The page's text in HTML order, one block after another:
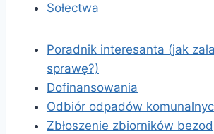
Sołectwa
Poradnik interesanta (jak
sprawę?)
Dofinansowania
Odbiór odpadów
Zbłoszenie zbiorników